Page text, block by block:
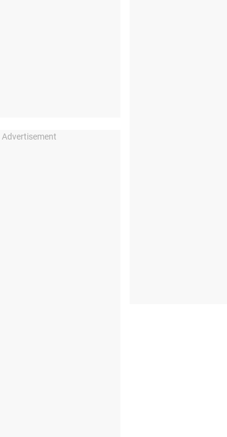
Advertisement